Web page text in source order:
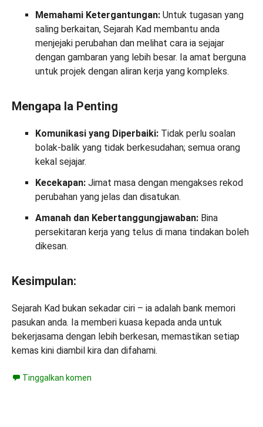
Memahami Ketergantungan: Untuk tugasan yang
saling berkaitan, Sejarah Kad membantu anda
menjejaki perubahan dan melihat cara ia sejajar
dengan gambaran yang lebih besar. Ia amat berguna
untuk projek dengan aliran kerja yang kompleks.
Mengapa Ia Penting
Komunikasi yang Diperbaiki: Tidak perlu soalan
bolak-balik yang tidak berkesudahan; semua orang
kekal sejajar.
Kecekapan: Jimat masa dengan mengakses rekod
perubahan yang jelas dan disatukan.
Amanah dan Kebertanggungjawaban: Bina
persekitaran kerja yang telus di mana tindakan boleh
dikesan.
Kesimpulan:
Sejarah Kad bukan sekadar ciri – ia adalah bank memori
pasukan anda. Ia memberi kuasa kepada anda untuk
bekerjasama dengan lebih berkesan, memastikan setiap
kemas kini diambil kira dan difahami.
Tinggalkan komen